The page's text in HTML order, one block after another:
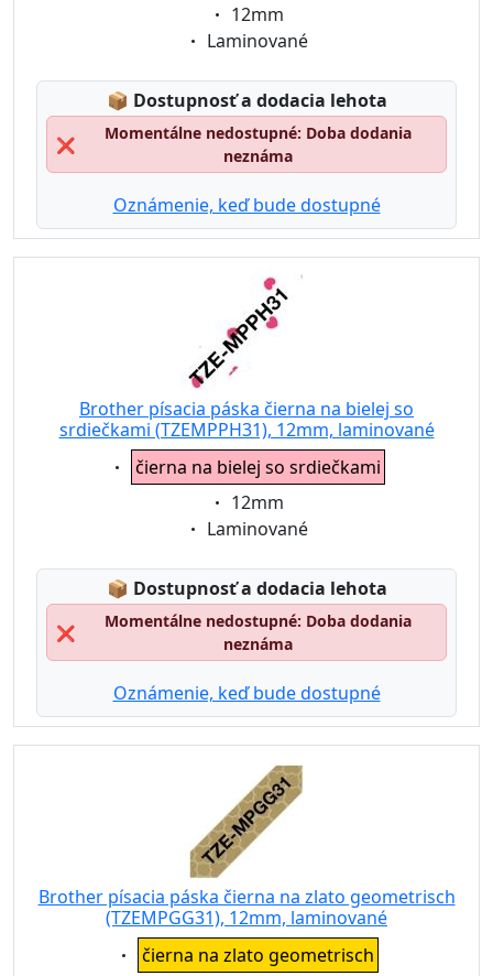
Eigenschaft:
12mm
Eigenschaft:
Laminované
📦 Lagerstatus:
Dostupnosť a dodacia lehota
❌
Momentálne nedostupné: Doba dodania
neznáma
Oznámenie, keď bude dostupné
Brother písacia páska čierna na bielej so
srdiečkami (TZEMPPH31), 12mm, laminované
Eigenschaft:
čierna na bielej so srdiečkami
Eigenschaft:
12mm
Eigenschaft:
Laminované
📦 Lagerstatus:
Dostupnosť a dodacia lehota
❌
Momentálne nedostupné: Doba dodania
neznáma
Oznámenie, keď bude dostupné
Brother písacia páska čierna na zlato geometrisch
(TZEMPGG31), 12mm, laminované
Eigenschaft:
čierna na zlato geometrisch